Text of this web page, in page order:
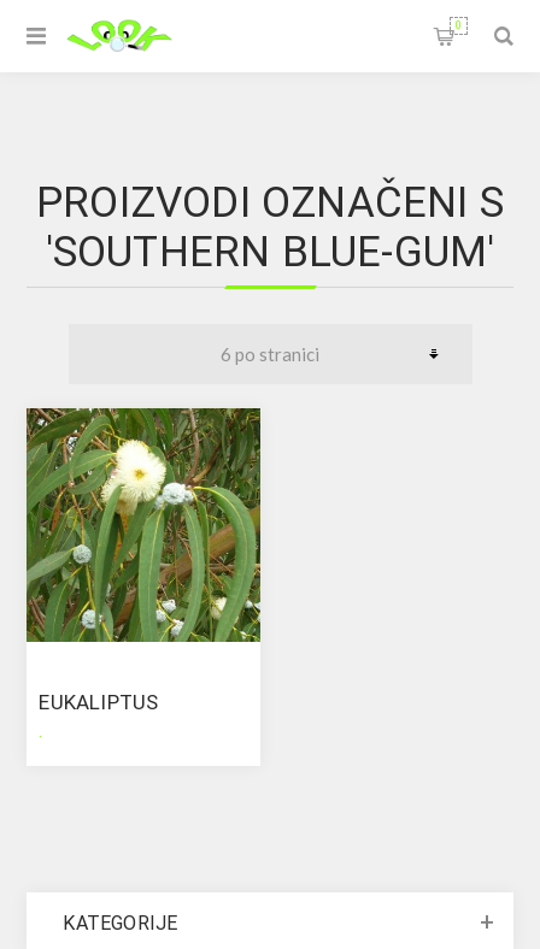
0
PROIZVODI OZNAČENI S
'SOUTHERN BLUE-GUM'
EUKALIPTUS
KATEGORIJE